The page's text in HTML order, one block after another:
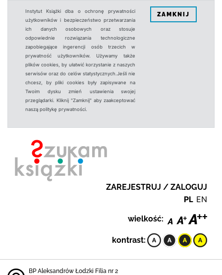
Instytut Książki dba o ochronę prywatności
użytkowników i bezpieczeństwo przetwarzania
ich danych osobowych oraz stosuje
odpowiednie rozwiązania technologiczne
zapobiegające ingerencji osób trzecich w
prywatność użytkowników. Używamy także
plików cookies, by ułatwić korzystanie z naszych
serwisów oraz do celów statystycznych.Jeśli nie
chcesz, by pliki cookies były zapisywane na
Twoim dysku zmień ustawienia swojej
przeglądarki. Kliknij "Zamknij" aby zaakceptować
naszą politykę prywatności.
ZAMKNIJ
ZAREJESTRUJ / ZALOGUJ
PL EN
wielkość:
kontrast:
BP Aleksandrów Łodzki Filia nr 2